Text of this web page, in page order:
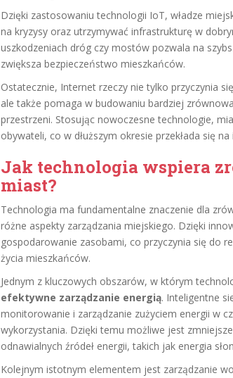
Dzięki zastosowaniu technologii IoT, władze
na kryzysy oraz utrzymywać infrastrukturę w
uszkodzeniach dróg czy mostów pozwala na
zwiększa bezpieczeństwo mieszkańców.
Ostatecznie, Internet rzeczy nie tylko przyczynia
ale także pomaga w budowaniu bardziej
przestrzeni. Stosując nowoczesne technologie,
obywateli, co w dłuższym okresie przekłada się
Jak technologia wspiera
miast?
Technologia ma fundamentalne znaczenie dla
różne aspekty zarządzania miejskiego. Dzięki
gospodarowanie zasobami, co przyczynia się do
życia mieszkańców.
Jednym z kluczowych obszarów, w którym
efektywne zarządzanie energią. Inteligentne
monitorowanie i zarządzanie zużyciem energii w
wykorzystania. Dzięki temu możliwe jest
odnawialnych źródeł energii, takich jak energia
Kolejnym istotnym elementem jest zarządzanie